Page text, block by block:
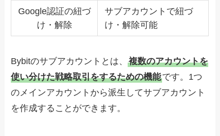
Google認証の紐づ
け・解除
サブアカウントで紐づ
け・解除可能
Bybitのサブアカウントとは、複数のアカウントを
使い分けた戦略取引をするための機能です。1つ
のメインアカウントから派生してサブアカウント
を作成することができます。